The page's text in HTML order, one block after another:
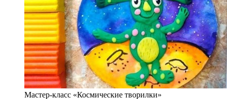
Мастер-класс «Космические творилки»